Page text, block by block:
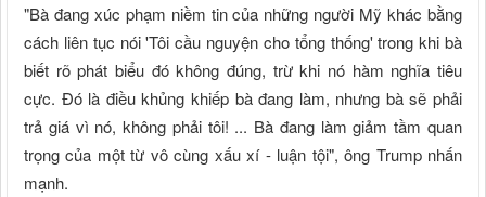
"Bà đang xúc phạm niềm tin của những người Mỹ khác bằng
cách liên tục nói 'Tôi cầu nguyện cho tổng thống' trong khi bà
biết rõ phát biểu đó không đúng, trừ khi nó hàm nghĩa tiêu
cực. Đó là điều khủng khiếp bà đang làm, nhưng bà sẽ phải
trả giá vì nó, không phải tôi! ... Bà đang làm giảm tầm quan
trọng của một từ vô cùng xấu xí - luận tội", ông Trump nhấn
mạnh.